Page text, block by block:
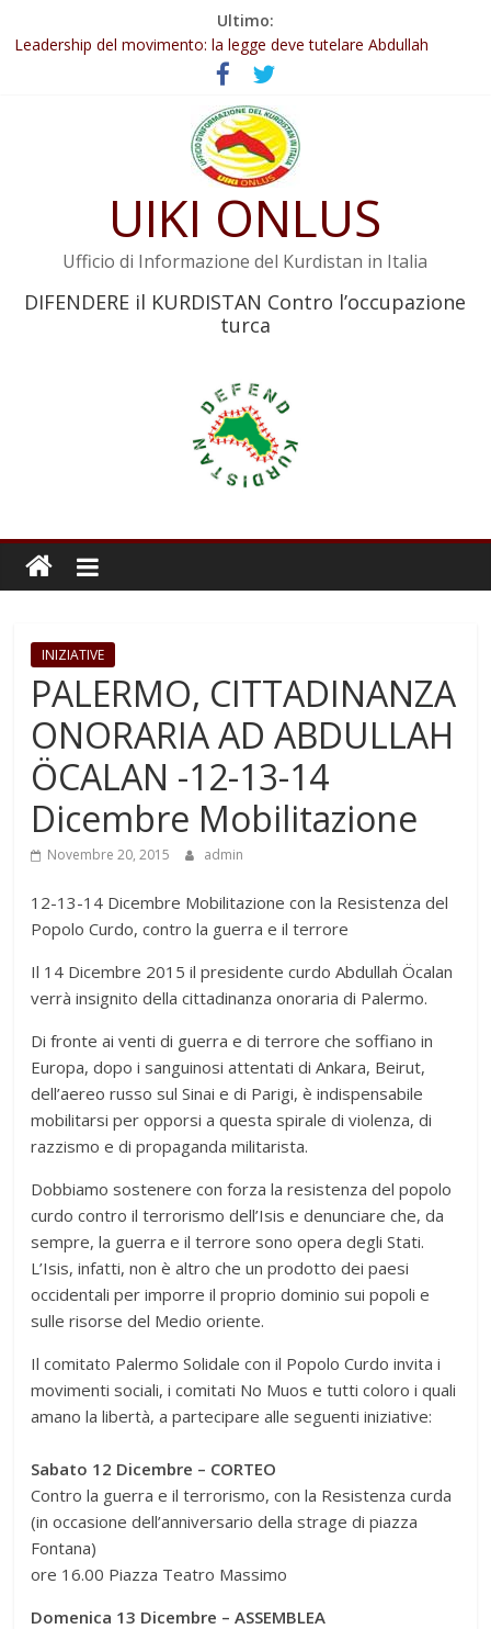
Ultimo:
Abdullah Öcalan: Le legge negativa deve essere trasformata in
legge positiva
Leadership del movimento: la legge deve tutelare Abdullah
Commissione donne del KNK: Şengal è di nuovo sotto minaccia
Non tenere conto della situazione di Rêber Apo ostacolerebbe
Il KNK chiede un’azione internazionale contro i crimini di guerra
UIKI ONLUS
Ufficio di Informazione del Kurdistan in Italia
DIFENDERE il KURDISTAN Contro l’occupazione
turca
INIZIATIVE
PALERMO, CITTADINANZA
ONORARIA AD ABDULLAH
ÖCALAN -12-13-14
Dicembre Mobilitazione
Novembre 20, 2015 admin
12-13-14 Dicembre Mobilitazione con la Resistenza del
Popolo Curdo, contro la guerra e il terrore
Il 14 Dicembre 2015 il presidente curdo Abdullah Öcalan
verrà insignito della cittadinanza onoraria di Palermo.
Di fronte ai venti di guerra e di terrore che soffiano in
Europa, dopo i sanguinosi attentati di Ankara, Beirut,
dell’aereo russo sul Sinai e di Parigi, è indispensabile
mobilitarsi per opporsi a questa spirale di violenza, di
razzismo e di propaganda militarista.
Dobbiamo sostenere con forza la resistenza del popolo
curdo contro il terrorismo dell’Isis e denunciare che, da
sempre, la guerra e il terrore sono opera degli Stati.
L’Isis, infatti, non è altro che un prodotto dei paesi
occidentali per imporre il proprio dominio sui popoli e
sulle risorse del Medio oriente.
Il comitato Palermo Solidale con il Popolo Curdo invita i
movimenti sociali, i comitati No Muos e tutti coloro i quali
amano la libertà, a partecipare alle seguenti iniziative:
Sabato 12 Dicembre – CORTEO
Contro la guerra e il terrorismo, con la Resistenza curda
(in occasione dell’anniversario della strage di piazza
Fontana)
ore 16.00 Piazza Teatro Massimo
Domenica 13 Dicembre – ASSEMBLEA